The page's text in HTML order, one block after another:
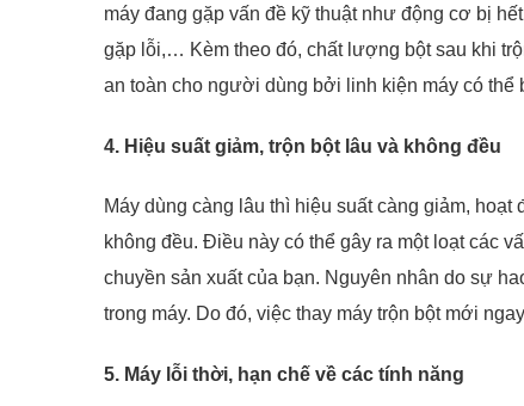
máy đang gặp vấn đề kỹ thuật như động cơ bị
gặp lỗi,… Kèm theo đó, chất lượng bột sau khi
an toàn cho người dùng bởi linh kiện máy có thể
4. Hiệu suất giảm, trộn bột lâu và không đều
Máy dùng càng lâu thì hiệu suất càng giảm,
không đều. Điều này có thể gây ra một loạt các
chuyền sản xuất của bạn. Nguyên nhân do sự
trong máy. Do đó, việc thay máy trộn bột mới
5. Máy lỗi thời, hạn chế về các tính năng